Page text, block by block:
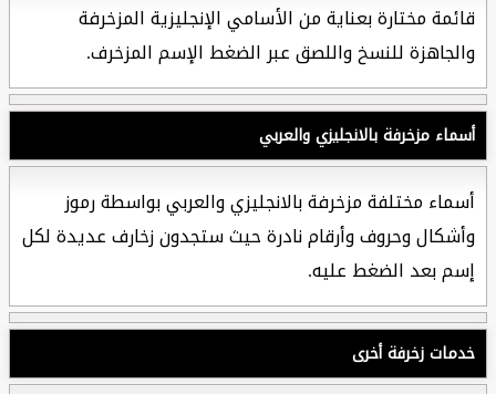
قائمة مختارة بعناية من الأسامي الإنجليزية المزخرفة
والجاهزة للنسخ واللصق عبر الضغط الإسم المزخرف.
أسماء مزخرفة بالانجليزي والعربي
أسماء مختلفة مزخرفة بالانجليزي والعربي بواسطة رموز
وأشكال وحروف وأرقام نادرة حيث ستجدون زخارف عديدة لكل
إسم بعد الضغط عليه.
خدمات زخرفة أخرى